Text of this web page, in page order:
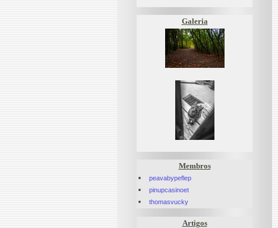
Galeria
Membros
peavabypeflep
pinupcasinoet
thomasvucky
Artigos